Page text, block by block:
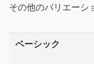
その他のバリエーシ
ベーシック